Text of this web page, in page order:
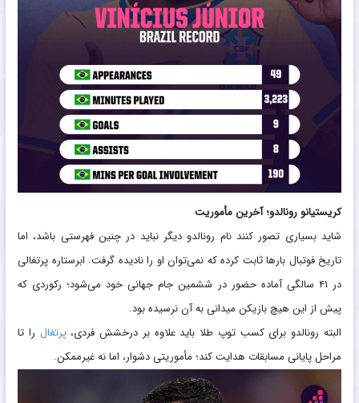
کریستیانو رونالدو؛ آخرین مأموریت
شاید بسیاری تصور کنند نام رونالدو دیگر نباید در چنین فهرستی باشد، اما
تاریخ فوتبال بار‌ها ثابت کرده که نمی‌توان او را نادیده گرفت. ابرستاره پرتغالی
در ۴۱ سالگی آماده حضور در ششمین جام جهانی خود می‌شود؛ رکوردی که
پیش از این هیچ بازیکن میدانی به آن نرسیده بود.
البته رونالدو برای کسب توپ طلا باید علاوه بر درخشش فردی،پرتغال را تا
مراحل پایانی مسابقات هدایت کند؛ مأموریتی دشوار، اما نه غیرممکن.